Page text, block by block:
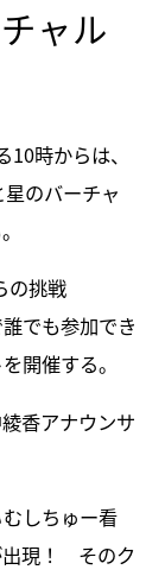
ャル
時からは、
のバーチャ
の挑戦
でも参加でき
開催する。
香アナウンサ
しちゅー看
出現！ そのク